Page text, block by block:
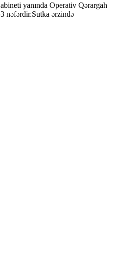
yanında Operativ Qərargah
nəfərdir.Sutka ərzində